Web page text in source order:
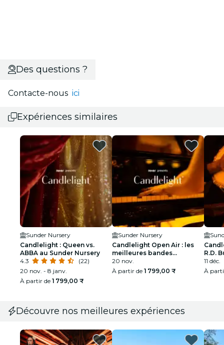
Des questions ?
Contacte-nous ici
Expériences similaires
Sunder Nursery
Candlelight : Queen vs.
ABBA au Sunder Nursery
4.3
(22)
20 nov. - 8 janv.
À partir de 1 799,00 ₹
Sunder Nursery
Candlelight Open Air : les
meilleures bandes
originales de films à Sunder
Nursery
20 nov.
À partir de 1 799,00 ₹
R.D.
11 déc.
À
Découvre nos meilleures expériences